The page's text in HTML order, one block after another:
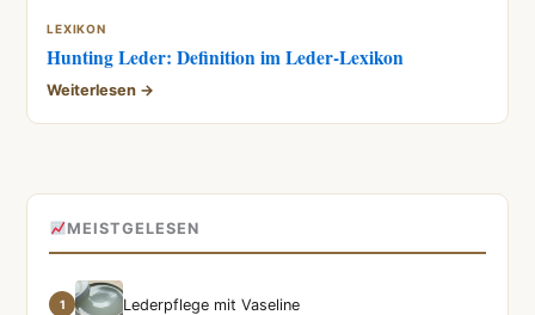
LEXIKON
Hunting Leder: Definition im Leder-Lexikon
Weiterlesen →
MEISTGELESEN
1 Lederpflege mit Vaseline